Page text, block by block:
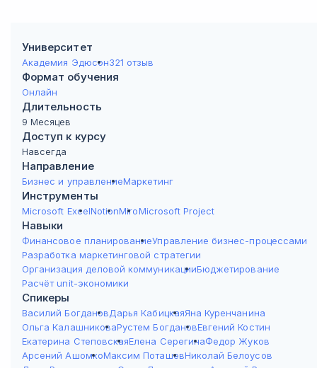
Университет
Академия Эдюсон321 отзыв
Формат обучения
Онлайн
Длительность
9 Месяцев
Доступ к курсу
Навсегда
Направление
Бизнес и управлениеМаркетинг
Инструменты
Microsoft ExcelNotionMiroMicrosoft Project
Навыки
Финансовое планированиеУправление бизнес-процессами
Разработка маркетинговой стратегии
Организация деловой коммуникацииБюджетирование
Расчёт unit-экономики
Спикеры
Василий БогдановДарья КабицкаяЯна Куренчанина
Ольга КалашниковаРустем БогдановЕвгений Костин
Екатерина СтеповскаяЕлена СерегинаФедор Жуков
Арсений АшомкоМаксим ПоташевНиколай Белоусов